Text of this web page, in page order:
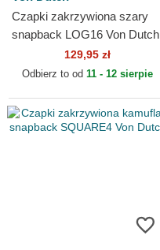
Czapki zakrzywiona szary
snapback LOG16 Von Dutch
129,95 zł
Odbierz to od 11 - 12 sierpie